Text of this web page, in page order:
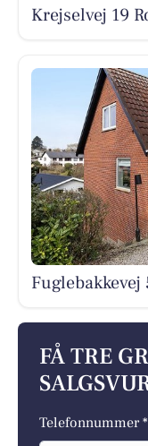
Krejselvej 19
FÅ TRE
Telefonnummer *